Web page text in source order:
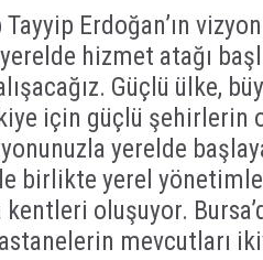
Tayyip Erdoğan’ın
hizmet atağı
Güçlü ülke,
için güçlü şehirlerin
yerelde
birlikte yerel
oluşuyor.
mevcutları